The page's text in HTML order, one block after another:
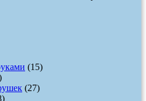
(15)
(27)